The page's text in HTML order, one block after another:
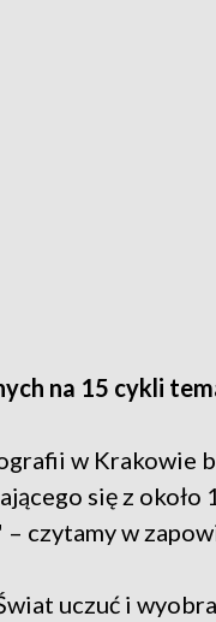
na 15 cykli
w Krakowie
się z
czytamy w
uczuć i